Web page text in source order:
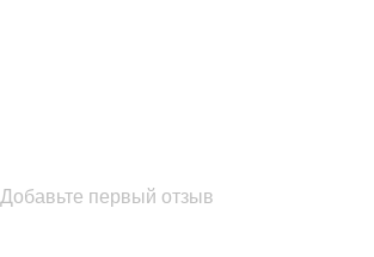
Добавьте первый отзыв